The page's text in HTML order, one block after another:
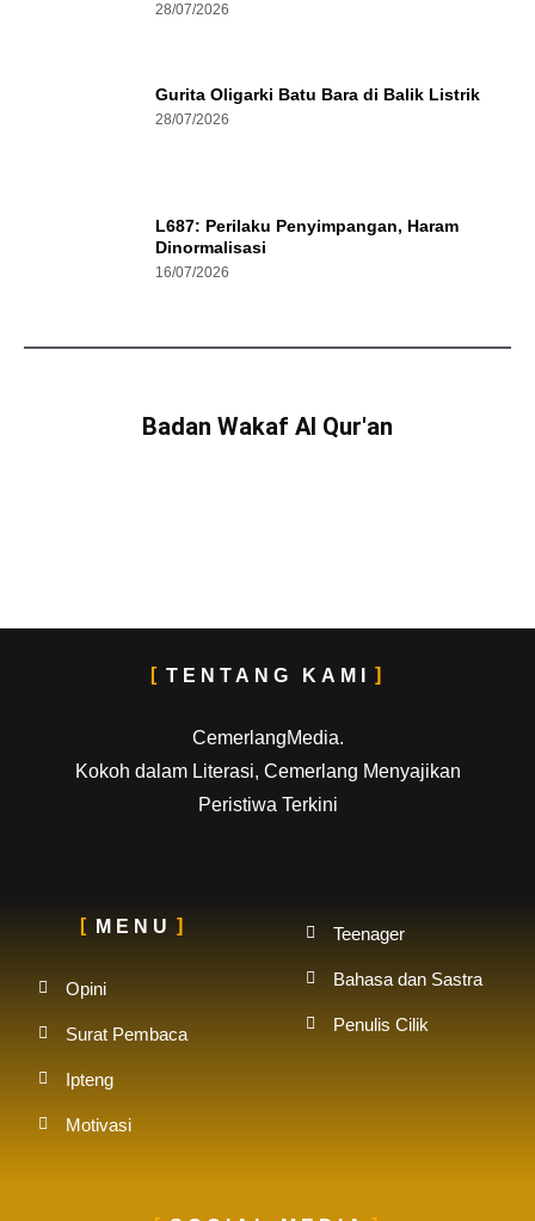
28/07/2026
Gurita Oligarki Batu Bara di Balik Listrik
28/07/2026
L687: Perilaku Penyimpangan, Haram
Dinormalisasi
16/07/2026
Badan Wakaf Al Qur'an
TENTANG KAMI
CemerlangMedia.
Kokoh dalam Literasi, Cemerlang Menyajikan
Peristiwa Terkini
MENU
Opini
Surat Pembaca
Ipteng
Motivasi
Teenager
Bahasa dan Sastra
Penulis Cilik